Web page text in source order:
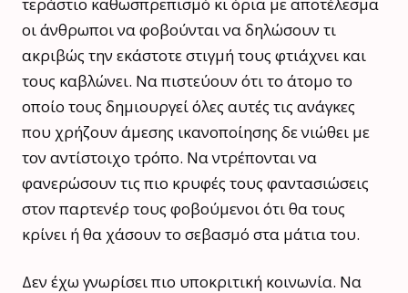
οι άνθρωποι να φοβούνται να δηλώσουν τι
ακριβώς την εκάστοτε στιγμή τους φτιάχνει και
τους καβλώνει. Να πιστεύουν ότι το άτομο το
οποίο τους δημιουργεί όλες αυτές τις ανάγκες
που χρήζουν άμεσης ικανοποίησης δε νιώθει με
τον αντίστοιχο τρόπο. Να ντρέπονται να
φανερώσουν τις πιο κρυφές τους φαντασιώσεις
στον παρτενέρ τους φοβούμενοι ότι θα τους
κρίνει ή θα χάσουν το σεβασμό στα μάτια του.
Δεν έχω γνωρίσει πιο υποκριτική κοινωνία. Να